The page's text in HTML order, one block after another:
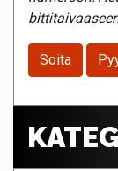
Soita